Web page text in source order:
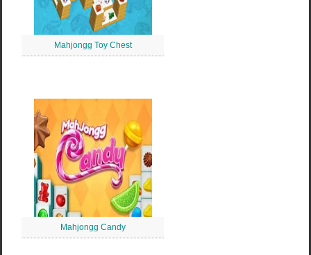
Mahjongg Toy Chest
Mahjongg Candy